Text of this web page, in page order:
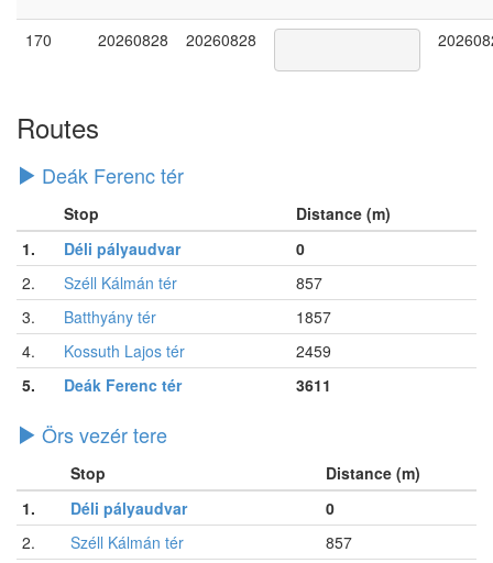
170 20260828 20260828
Routes
Deák Ferenc tér
Stop
Distance (m)
1.
Déli pályaudvar
0
2.
Széll Kálmán tér
857
3.
Batthyány tér
1857
4.
Kossuth Lajos tér
2459
5.
Deák Ferenc tér 3611
Örs vezér tere
Stop
Distance (m)
1.
Déli pályaudvar
0
2.
Széll Kálmán tér
857